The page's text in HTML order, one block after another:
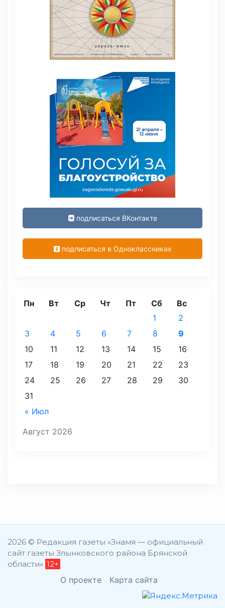
подписаться ВКонтакте
подписаться в Одноклассниках
Август 2026
Пн Вт Ср Чт Пт Сб Вс
« Июл
1
2
3
4 5 6 7 8
9
10
11 12 13 14 15
16
17
18 19 20 21 22
23
24
25 26 27 28 29
30
31
2026 © Редакция газеты «Знамя — официальный
сайт газеты Злынковского района Брянской
области» 12+
О проекте Карта сайта